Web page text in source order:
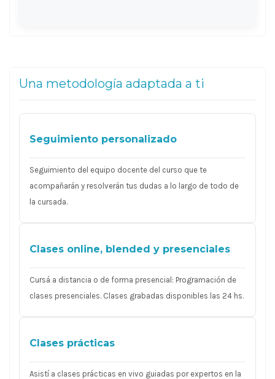
Una metodología adaptada a ti
Seguimiento personalizado
Seguimiento del equipo docente del curso que te
acompañarán y resolverán tus dudas a lo largo de todo de
la cursada.
Clases online, blended y presenciales
Cursá a distancia o de forma presencial: Programación de
clases presenciales. Clases grabadas disponibles las 24 hs.
Clases prácticas
Asistí a clases prácticas en vivo guiadas por expertos en la